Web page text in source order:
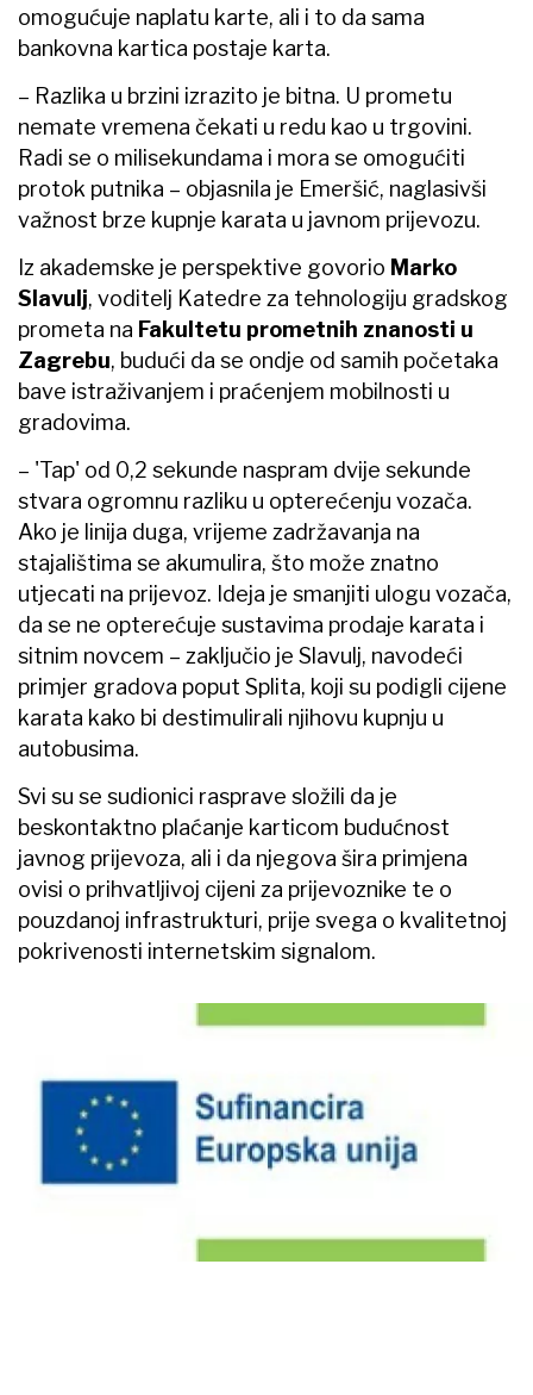
omogućuje naplatu karte, ali i to da sama
bankovna kartica postaje karta.
– Razlika u brzini izrazito je bitna. U prometu
nemate vremena čekati u redu kao u trgovini.
Radi se o milisekundama i mora se omogućiti
protok putnika – objasnila je Emeršić, naglasivši
važnost brze kupnje karata u javnom prijevozu.
Iz akademske je perspektive govorio Marko
Slavulj, voditelj Katedre za tehnologiju gradskog
prometa na Fakultetu prometnih znanosti u
Zagrebu, budući da se ondje od samih početaka
bave istraživanjem i praćenjem mobilnosti u
gradovima.
– 'Tap' od 0,2 sekunde naspram dvije sekunde
stvara ogromnu razliku u opterećenju vozača.
Ako je linija duga, vrijeme zadržavanja na
stajalištima se akumulira, što može znatno
utjecati na prijevoz. Ideja je smanjiti ulogu vozača,
da se ne opterećuje sustavima prodaje karata i
sitnim novcem – zaključio je Slavulj, navodeći
primjer gradova poput Splita, koji su podigli cijene
karata kako bi destimulirali njihovu kupnju u
autobusima.
Svi su se sudionici rasprave složili da je
beskontaktno plaćanje karticom budućnost
javnog prijevoza, ali i da njegova šira primjena
ovisi o prihvatljivoj cijeni za prijevoznike te o
pouzdanoj infrastrukturi, prije svega o kvalitetnoj
pokrivenosti internetskim signalom.